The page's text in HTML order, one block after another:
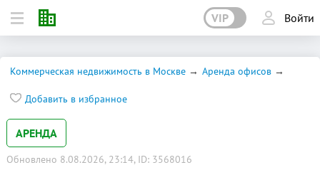
VIP Войти
Коммерческая недвижимость в Москве Аренда офисов
Добавить в избранное
АРЕНДА
Обновлено 8.08.2026, 23:14, ID: 3568016